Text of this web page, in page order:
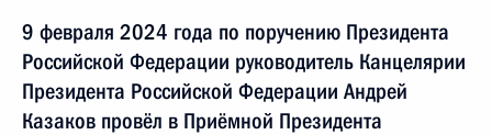
9 февраля 2024 года по поручению Президента
Российской Федерации руководитель Канцелярии
Президента Российской Федерации Андрей
Казаков провёл в Приёмной Президента